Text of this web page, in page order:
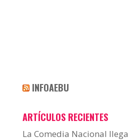
INFOAEBU
ARTÍCULOS RECIENTES
La Comedia Nacional